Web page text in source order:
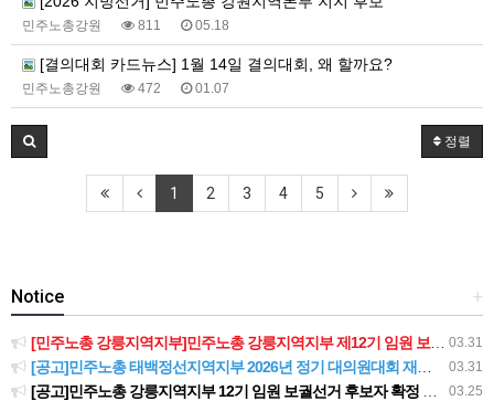
민주노총강원 811 05.18
[결의대회 카드뉴스] 1월 14일 결의대회, 왜 할까요?
민주노총강원 472 01.07
정렬
1 2 3 4 5
+
Notice
03.31
[민주노총 강릉지역지부]민주노총 강릉지역지부 제12기 임원 보궐선거결과 공고
03.31
[공고]민주노총 태백정선지역지부 2026년 정기 대의원대회 재소집 건
03.25
[공고]민주노총 강릉지역지부 12기 임원 보궐선거 후보자 확정 공고